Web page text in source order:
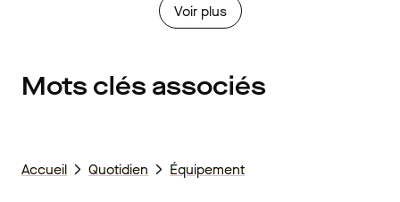
Voir plus
Mots clés associés
Accueil Quotidien Équipement